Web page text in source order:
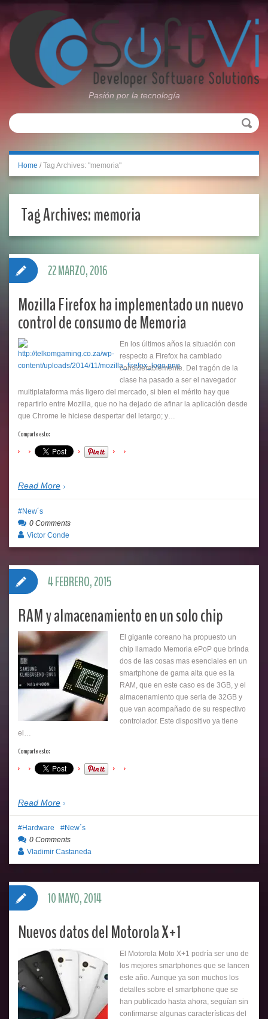
Pasión por la tecnología
Home / Tag Archives: "memoria"
Tag Archives:memoria
Mozilla Firefox ha implementado un nuevo
control de consumo de Memoria
En los últimos años la situación con
respecto a Firefox ha cambiado
considerablemente. Del tragón de la
clase ha pasado a ser el navegador
multiplataforma más ligero del mercado, si bien el mérito hay que
repartirlo entre Mozilla, que no ha dejado de afinar la aplicación desde
que Chrome le hiciese despertar del letargo; y…
Comparte esto:
Read More
22 MARZO, 2016
New´s
0 Comments
Victor Conde
RAM y almacenamiento en un solo chip
El gigante coreano ha propuesto un
chip llamado Memoria ePoP que brinda
dos de las cosas mas esenciales en un
smartphone de gama alta que es la
RAM, que en este caso es de 3GB, y el
almacenamiento que seria de 32GB y
que van acompañado de su respectivo
controlador. Este dispositivo ya tiene
el…
Comparte esto:
Read More
4 FEBRERO, 2015
Hardware
New´s
0 Comments
Vladimir Castaneda
Nuevos datos del Motorola X+1
El Motorola Moto X+1 podría ser uno de
los mejores smartphones que se lancen
este año. Aunque ya son muchos los
detalles sobre el smartphone que se
han publicado hasta ahora, seguían sin
confirmarse algunas características del
10 MAYO, 2014